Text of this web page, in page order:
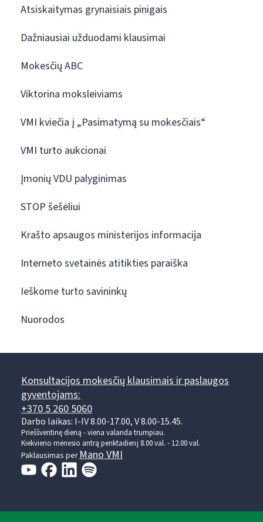
Atsiskaitymas grynaisiais pinigais
Dažniausiai užduodami klausimai
Mokesčių ABC
Viktorina moksleiviams
VMI kviečia į „Pasimatymą su mokesčiais“
VMI turto aukcionai
Įmonių VDU palyginimas
STOP šešėliui
Krašto apsaugos ministerijos informacija
Interneto svetainės atitikties paraiška
Ieškome turto savininkų
Nuorodos
Konsultacijos mokesčių klausimais ir paslaugos
gyventojams:
+370 5 260 5060
Darbo laikas: I-IV 8.00-17.00, V 8.00-15.45.
Prieššventinę dieną - viena valanda trumpiau.
Kiekvieno mėnesio antrą penktadienį 8.00 val. - 12.00 val.
Paklausimas perMano VMI